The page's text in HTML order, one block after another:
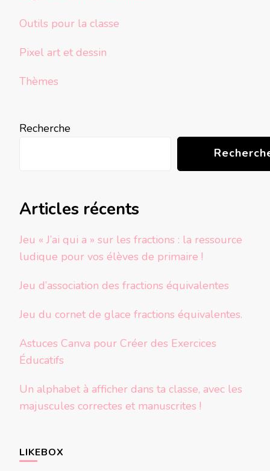
Outils pour la classe
Pixel art et dessin
Thèmes
Recherche
Articles récents
Jeu « J’ai qui a » sur les fractions : la ressource
ludique pour vos élèves de primaire !
Jeu d’association des fractions équivalentes
Jeu du cornet de glace fractions équivalentes.
Astuces Canva pour Créer des Exercices
Éducatifs
Un alphabet à afficher dans ta classe, avec les
majuscules correctes et manuscrites !
LIKEBOX